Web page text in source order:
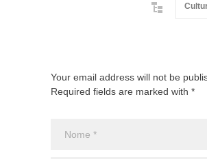
Your email address will not be
Required fields are marked with *